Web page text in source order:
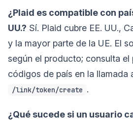
¿Plaid es compatible con
UU.? Sí. Plaid cubre EE. UU.,
y la mayor parte de la UE. El
según el producto; consulta el
códigos de país en la llamada
/link/token/create .
¿Qué sucede si un usuario